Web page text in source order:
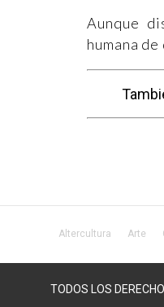
Aunque
humana
Altercultura Arte
TODOS LOS